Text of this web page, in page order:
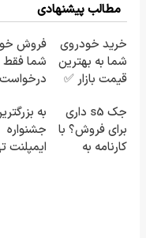
مطالب پیشنهادی
خرید خودروی
شما به بهترین
قیمت بازار ✅
فروش
شما فقط
درخواست
جک s5 داری
برای فروش؟ با
کارنامه به
به
جشنواره
ایمپلنت